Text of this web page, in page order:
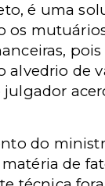
é uma
os
alvedrio de
do
de